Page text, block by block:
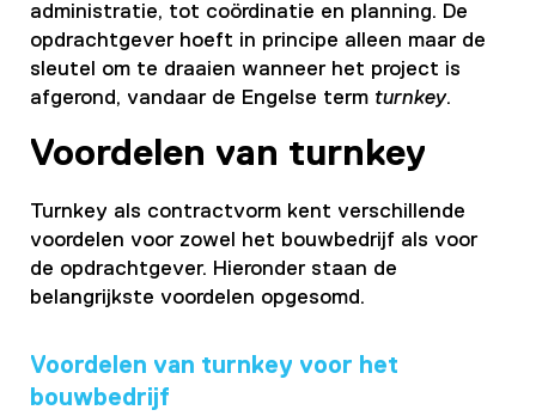
administratie, tot coördinatie en planning. De
opdrachtgever hoeft in principe alleen maar de
sleutel om te draaien wanneer het project is
afgerond, vandaar de Engelse term turnkey.
Voordelen van turnkey
Turnkey als contractvorm kent verschillende
voordelen voor zowel het bouwbedrijf als voor
de opdrachtgever. Hieronder staan de
belangrijkste voordelen opgesomd.
Voordelen van turnkey voor het
bouwbedrijf